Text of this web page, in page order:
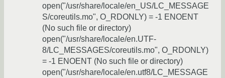
open("/usr/share/locale/en_US/LC_MESSAGE
S/coreutils.mo", O_RDONLY) = -1 ENOENT
(No such file or directory)
open("/usr/share/locale/en.UTF-
8/LC_MESSAGES/coreutils.mo", O_RDONLY)
= -1 ENOENT (No such file or directory)
open("/usr/share/locale/en.utf8/LC_MESSAGE